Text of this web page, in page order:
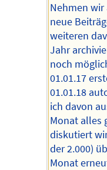
Nehmen wir
neue
weiteren
Jahr
noch
01.01.17
01.01.18
ich davon
Monat alles
diskutiert
der 2.000)
Monat